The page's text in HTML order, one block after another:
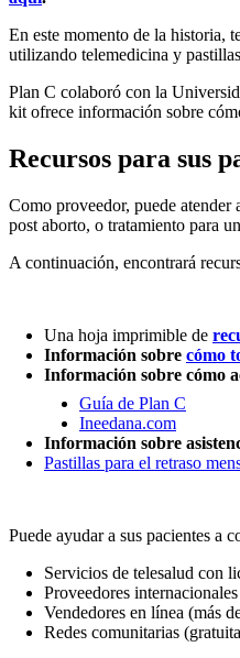
En este momento de la historia,
utilizando telemedicina y
Plan C colaboró con la
kit ofrece información sobre
Recursos para sus
Como proveedor, puede atender
post aborto, o tratamiento para
A continuación, encontrará
Una hoja imprimible de
Información sobre cómo
Información sobre cómo
Guía de Plan C
Ineedana.com
Información sobre
Pastillas para el retraso
Puede ayudar a sus pacientes a
Servicios de telesalud con
Proveedores
Vendedores en línea (más
Redes comunitarias